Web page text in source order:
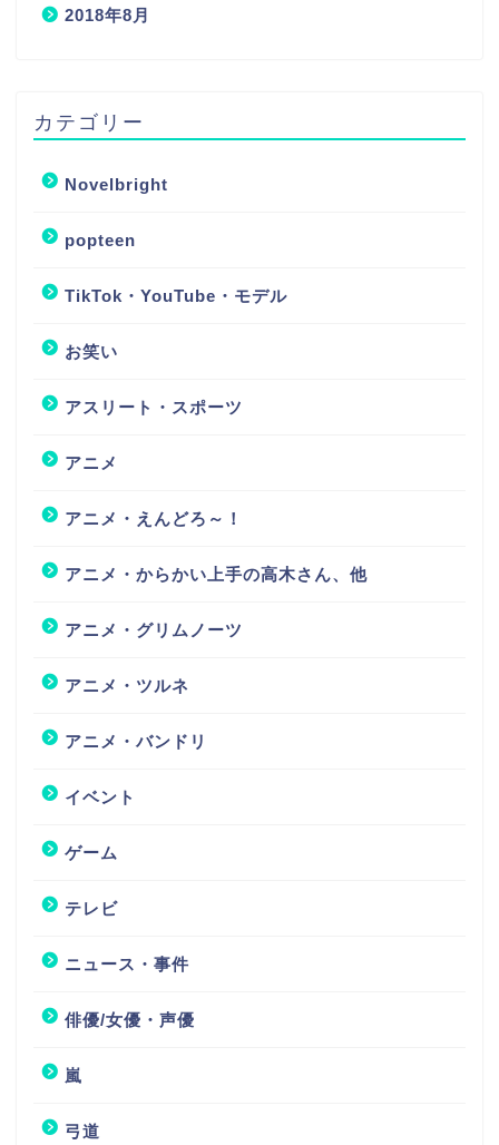
2018年8月
カテゴリー
Novelbright
popteen
TikTok・YouTube・モデル
お笑い
アスリート・スポーツ
アニメ
アニメ・えんどろ～！
アニメ・からかい上手の高木さん、他
アニメ・グリムノーツ
アニメ・ツルネ
アニメ・バンドリ
イベント
ゲーム
テレビ
ニュース・事件
俳優/女優・声優
嵐
弓道